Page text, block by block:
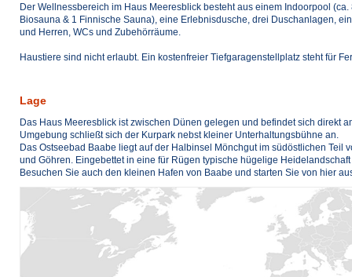
Der Wellnessbereich im Haus Meeresblick besteht aus einem Indoorpool
Biosauna & 1 Finnische Sauna), eine Erlebnisdusche, drei Duschanlagen,
und Herren, WCs und Zubehörräume.
Haustiere sind nicht erlaubt. Ein kostenfreier Tiefgaragenstellplatz steht für
Lage
Das Haus Meeresblick ist zwischen Dünen gelegen und befindet sich direkt
Umgebung schließt sich der Kurpark nebst kleiner Unterhaltungsbühne an.
Das Ostseebad Baabe liegt auf der Halbinsel Mönchgut im südöstlichen Teil
und Göhren. Eingebettet in eine für Rügen typische hügelige
Besuchen Sie auch den kleinen Hafen von Baabe und starten Sie von hier